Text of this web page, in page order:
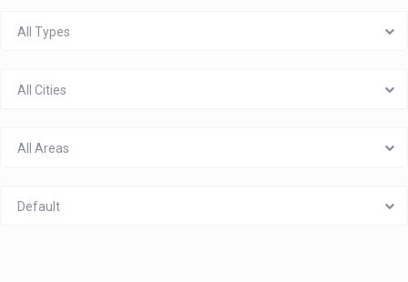
All Types
All Cities
All Areas
Default